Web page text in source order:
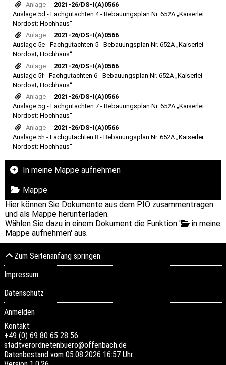
Anlage
2021-26/DS-I(A)0566
Auslage 5d - Fachgutachten 4 - Bebauungsplan Nr. 652A „Kaiserlei
Nordost; Hochhaus“
Anlage
2021-26/DS-I(A)0566
Auslage 5e - Fachgutachten 5 - Bebauungsplan Nr. 652A „Kaiserlei
Nordost; Hochhaus“
Anlage
2021-26/DS-I(A)0566
Auslage 5f - Fachgutachten 6 - Bebauungsplan Nr. 652A „Kaiserlei
Nordost; Hochhaus“
Anlage
2021-26/DS-I(A)0566
Auslage 5g - Fachgutachten 7 - Bebauungsplan Nr. 652A „Kaiserlei
Nordost; Hochhaus“
Anlage
2021-26/DS-I(A)0566
Auslage 5h - Fachgutachten 8 - Bebauungsplan Nr. 652A „Kaiserlei
Nordost; Hochhaus“
In meine Mappe aufnehmen
Mappe
Hier können Sie Dokumente aus dem PIO zusammentragen
und als Mappe herunterladen.
Wählen Sie dazu in einem Dokument die Funktion '
in meine
Mappe aufnehmen' aus.
Zum Seitenanfang springen
Impressum
Datenschutz
Anmelden
Kontakt:
+49 (0) 69 80 65 28 56
stadtverordnetenbuero@offenbach.de
Datenbestand vom 05.08.2026 16:57 Uhr.